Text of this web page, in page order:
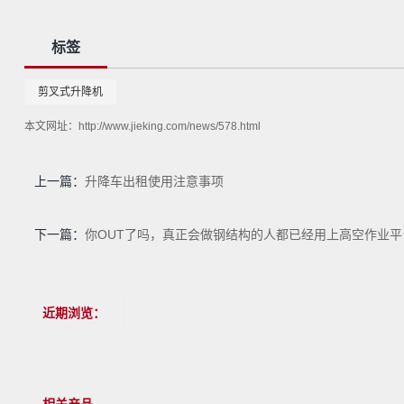
标签
剪叉式升降机
本文网址： http://www.jieking.com/news/578.html
上一篇： 升降车出租使用注意事项
下一篇： 你OUT了吗，真正会做钢结构的人都已经用上高空作业
近期浏览：